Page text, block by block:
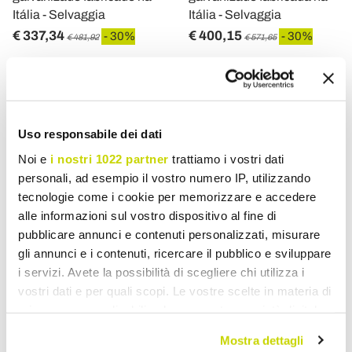
Uso responsabile dei dati
Noi e i nostri 1022 partner trattiamo i vostri dati
personali, ad esempio il vostro numero IP, utilizzando
tecnologie come i cookie per memorizzare e accedere
alle informazioni sul vostro dispositivo al fine di
pubblicare annunci e contenuti personalizzati, misurare
gli annunci e i contenuti, ricercare il pubblico e sviluppare
i servizi. Avete la possibilità di scegliere chi utilizza i
vostri dati e per quali scopi. Le vostre scelte in materia di
modificare o revocare il proprio consenso in qualsiasi
Mostra dettagli
Itália - Selvaggia
€ 337,34 € 481,92 - 30%
Itália - Selvaggia
€ 400,15 € 571,65 - 30%
VIADURINI IN THE GARDEN VIADURINI IN THE GARDEN
tamanhos fabricado na